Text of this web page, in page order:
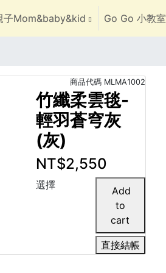
子Mom&baby&kid Go Go 小教室
商品代碼 MLMA1002
竹纖柔雲毯-
輕羽蒼穹灰
(灰)
NT$2,550
選擇
直接結帳